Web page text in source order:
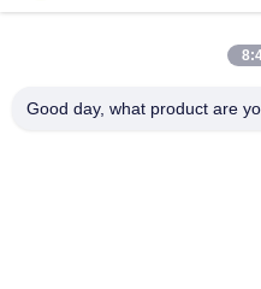
Good day, what product are